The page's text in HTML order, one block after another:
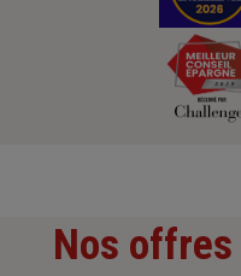
Nos offres